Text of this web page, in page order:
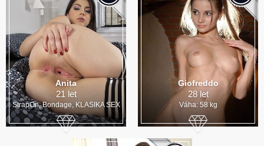
Anita
21 let
StrapOn, Bondage, KLASIKA SEX
Giofreddo
28 let
Váha: 58 kg